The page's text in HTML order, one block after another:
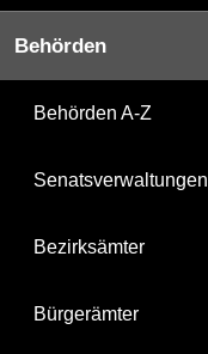
Behörden
Behörden A-Z
Senatsverwaltungen
Bezirksämter
Bürgerämter